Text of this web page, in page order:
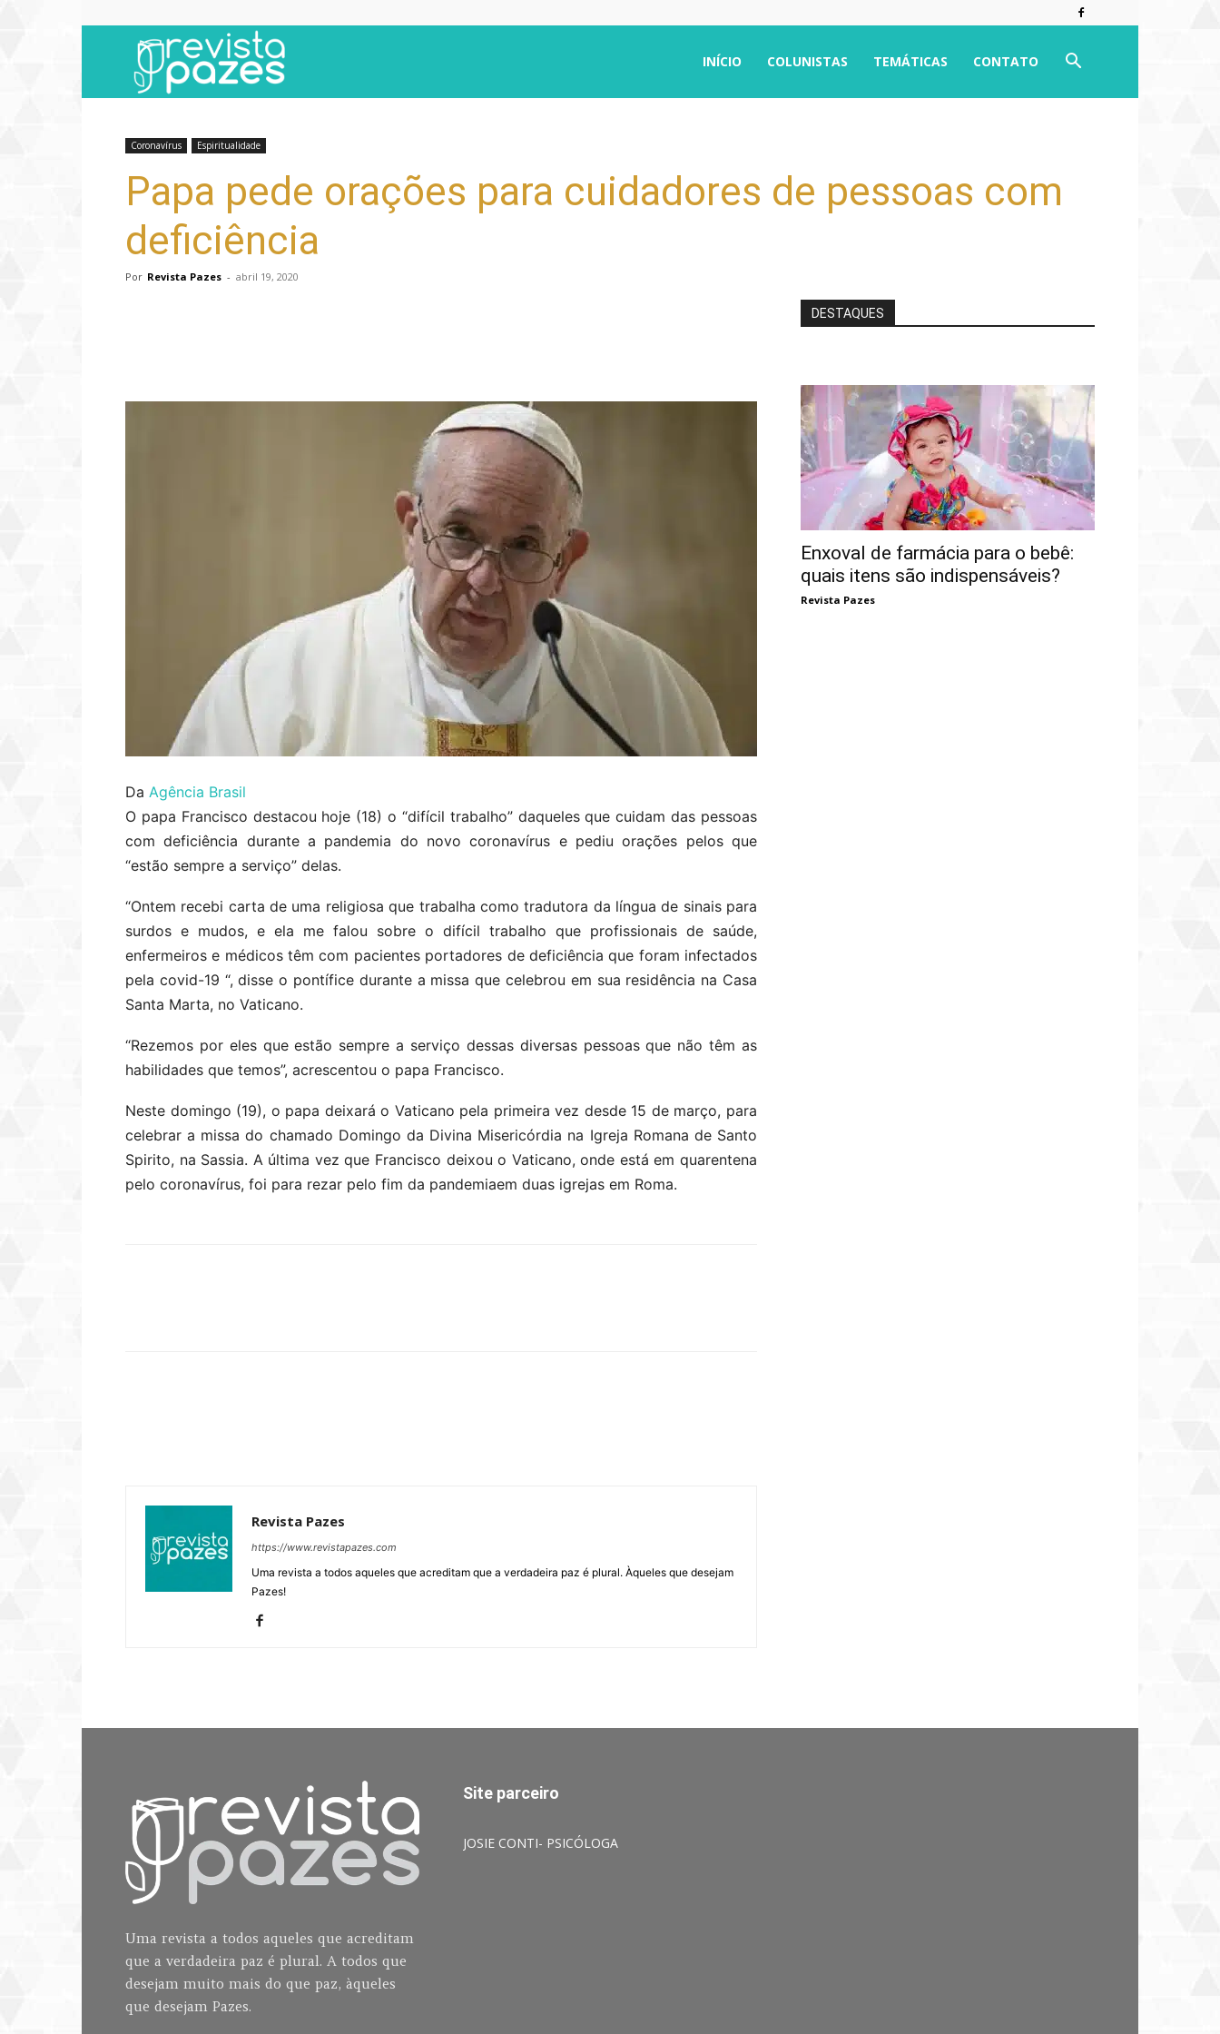
INÍCIO COLUNISTAS TEMÁTICAS CONTATO
Coronavírus Espiritualidade
Papa pede orações para cuidadores de pessoas com
deficiência
Por Revista Pazes - abril 19, 2020
Da Agência Brasil
O papa Francisco destacou hoje (18) o “difícil trabalho” daqueles que cuidam das pessoas
com deficiência durante a pandemia do novo coronavírus e pediu orações pelos que
“estão sempre a serviço” delas.
“Ontem recebi carta de uma religiosa que trabalha como tradutora da língua de sinais para
surdos e mudos, e ela me falou sobre o difícil trabalho que profissionais de saúde,
enfermeiros e médicos têm com pacientes portadores de deficiência que foram infectados
pela covid-19 “, disse o pontífice durante a missa que celebrou em sua residência na Casa
Santa Marta, no Vaticano.
“Rezemos por eles que estão sempre a serviço dessas diversas pessoas que não têm as
habilidades que temos”, acrescentou o papa Francisco.
Neste domingo (19), o papa deixará o Vaticano pela primeira vez desde 15 de março, para
celebrar a missa do chamado Domingo da Divina Misericórdia na Igreja Romana de Santo
Spirito, na Sassia. A última vez que Francisco deixou o Vaticano, onde está em quarentena
pelo coronavírus, foi para rezar pelo fim da pandemiaem duas igrejas em Roma.
Revista Pazes
https://www.revistapazes.com
Uma revista a todos aqueles que acreditam que a verdadeira paz é plural. Àqueles que desejam
Pazes!
DESTAQUES
Enxoval de farmácia para o bebê:
quais itens são indispensáveis?
Revista Pazes
Uma revista a todos aqueles que acreditam
que a verdadeira paz é plural. A todos que
desejam muito mais do que paz, àqueles
que desejam Pazes.
Site parceiro
JOSIE CONTI- PSICÓLOGA